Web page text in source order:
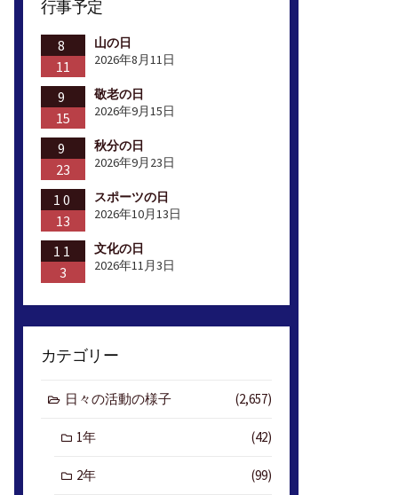
行事予定
8
11
山の日
2026年8月11日
9
15
敬老の日
2026年9月15日
9
23
秋分の日
2026年9月23日
10
13
スポーツの日
2026年10月13日
11
3
文化の日
2026年11月3日
カテゴリー
日々の活動の様子 (2,657)
1年 (42)
2年 (99)